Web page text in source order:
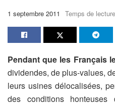
1 septembre 2011 Temps de
Pendant que les Français
dividendes, de plus-values,
leurs usines délocalisées,
des conditions